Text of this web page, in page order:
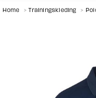
Home > Trainingskleding >